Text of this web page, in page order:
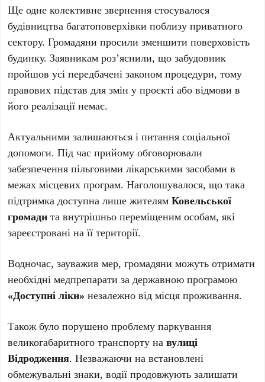
Ще одне колективне звернення стосувалося
будівництва багатоповерхівки поблизу приватного
сектору. Громадяни просили зменшити поверховість
будинку. Заявникам роз’яснили, що забудовник
пройшов усі передбачені законом процедури, тому
правових підстав для змін у проєкті або відмови в
його реалізації немає.
Актуальними залишаються і питання соціальної
допомоги. Під час прийому обговорювали
забезпечення пільговими лікарськими засобами в
межах місцевих програм. Наголошувалося, що така
підтримка доступна лише жителямКовельської
громади та внутрішньо переміщеним особам, які
зареєстровані на її території.
Водночас, зауважив мер, громадяни можуть отримати
необхідні медпрепарати за державною програмою
«Доступні ліки» незалежно від місця проживання.
Також було порушено проблему паркування
великогабаритного транспорту навулиці
Відродження. Незважаючи на встановлені
обмежувальні знаки, водії продовжують залишати